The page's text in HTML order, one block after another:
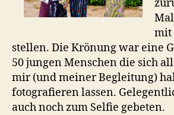
mit
stellen. Die Krönung war eine
50 jungen Menschen die sich
mir (und meiner Begleitung)
fotografieren lassen.
auch noch zum Selfie gebeten.